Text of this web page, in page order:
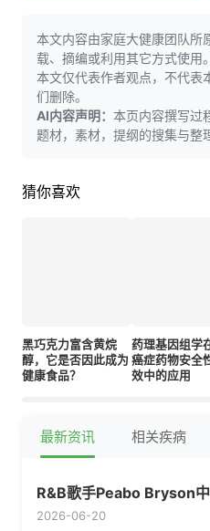
本文内容由家庭大健康团队所
载、摘编或利用其它方式使用
本文仅代表作者观点，不代表
们删除。
AI内容声明： 本页内容撰写过
题材，素材，提纲的搜集与整
猜你喜欢
黑巧克力富含黄烷
醇，它是否因此成为
健康食品？
药理基因组学
癌症药物安全
效中的应用
最新资讯 相关疾病
R&B歌手Peabo Bryson
2026-06-20